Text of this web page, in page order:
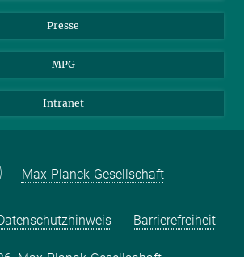
Presse
MPG
Intranet
Max-Planck-Gesellschaft
Barrierefreiheit